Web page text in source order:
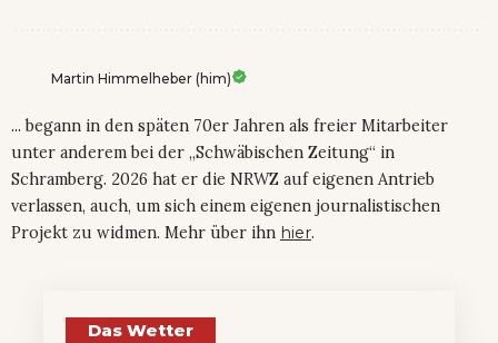
Martin Himmelheber (him)
... begann in den späten 70er Jahren als freier Mitarbeiter
unter anderem bei der „Schwäbischen Zeitung“ in
Schramberg. 2026 hat er die NRWZ auf eigenen Antrieb
verlassen, auch, um sich einem eigenen journalistischen
Projekt zu widmen. Mehr über ihn hier.
Das Wetter